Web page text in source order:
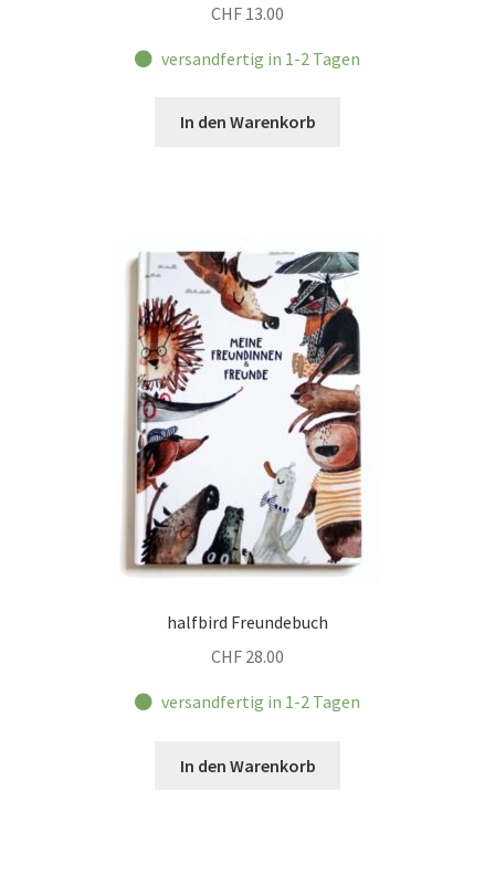
CHF 13.00
versandfertig in 1-2 Tagen
In den Warenkorb
halfbird Freundebuch
CHF 28.00
versandfertig in 1-2 Tagen
In den Warenkorb